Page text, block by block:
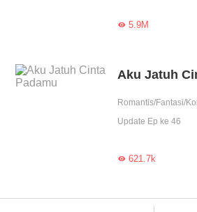
5.9M
Aku Jatuh
Update Ep ke 46
621.7k